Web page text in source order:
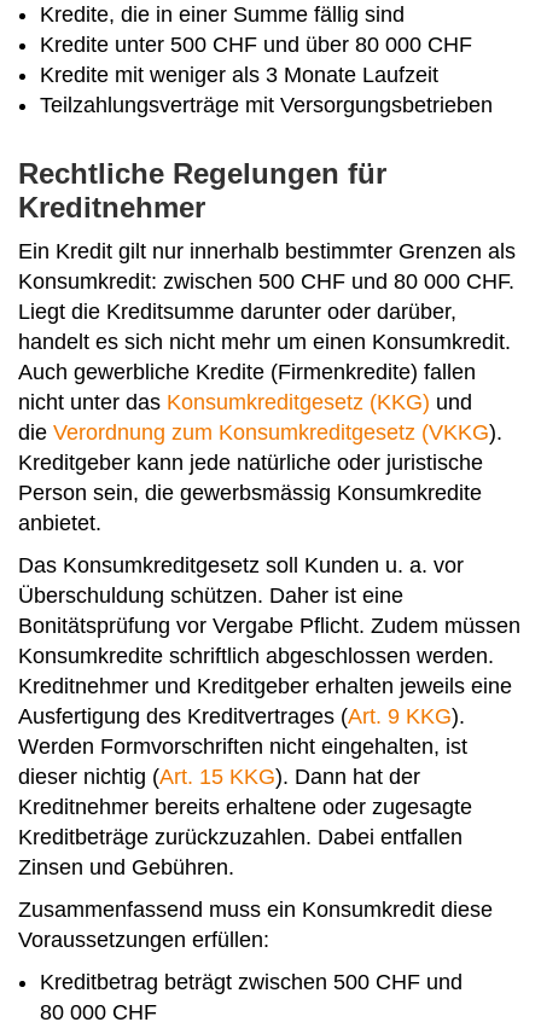
Kredite, die in einer Summe fällig sind
Kredite unter 500 CHF und über 80 000 CHF
Kredite mit weniger als 3 Monate Laufzeit
Teilzahlungsverträge mit Versorgungsbetrieben
Rechtliche Regelungen für
Kreditnehmer
Ein Kredit gilt nur innerhalb bestimmter Grenzen als
Konsumkredit: zwischen 500 CHF und 80 000 CHF.
Liegt die Kreditsumme darunter oder darüber,
handelt es sich nicht mehr um einen Konsumkredit.
Auch gewerbliche Kredite (Firmenkredite) fallen
nicht unter das Konsumkreditgesetz (KKG) und
die Verordnung zum Konsumkreditgesetz (VKKG).
Kreditgeber kann jede natürliche oder juristische
Person sein, die gewerbsmässig Konsumkredite
anbietet.
Das Konsumkreditgesetz soll Kunden u. a. vor
Überschuldung schützen. Daher ist eine
Bonitätsprüfung vor Vergabe Pflicht. Zudem müssen
Konsumkredite schriftlich abgeschlossen werden.
Kreditnehmer und Kreditgeber erhalten jeweils eine
Ausfertigung des Kreditvertrages (Art. 9 KKG).
Werden Formvorschriften nicht eingehalten, ist
dieser nichtig (Art. 15 KKG). Dann hat der
Kreditnehmer bereits erhaltene oder zugesagte
Kreditbeträge zurückzuzahlen. Dabei entfallen
Zinsen und Gebühren.
Zusammenfassend muss ein Konsumkredit diese
Voraussetzungen erfüllen:
Kreditbetrag beträgt zwischen 500 CHF und
80 000 CHF